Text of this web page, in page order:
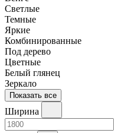
Светлые
Темные
Яркие
Комбинированные
Под дерево
Цветные
Белый глянец
Зеркало
Показать все
Ширина